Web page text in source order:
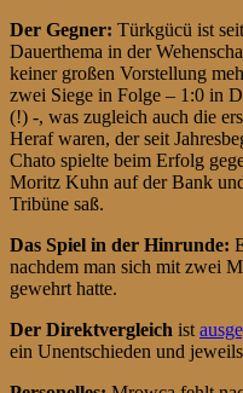
Der Gegner: Türkgücü ist
Dauerthema in der
keiner großen Vorstellung
zwei Siege in Folge – 1:0 in
(!) -, was zugleich auch die
Heraf waren, der seit
Chato spielte beim Erfolg
Moritz Kuhn auf der Bank
Tribüne saß.
Das Spiel in der Hinrunde:
nachdem man sich mit zwei
gewehrt hatte.
Der Direktvergleich ist
ein Unentschieden und